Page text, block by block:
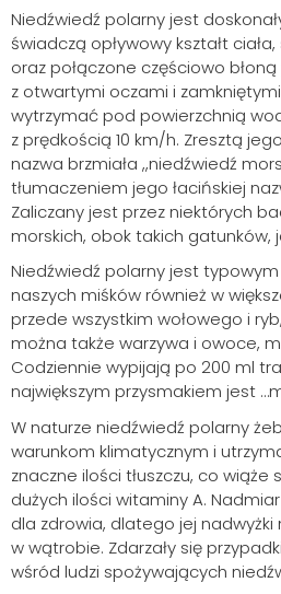
Niedźwiedź polarny jest
świadczą opływowy kształt
oraz połączone częściowo
z otwartymi oczami i
wytrzymać pod powierzchnią
z prędkością 10 km/h. Zresztą
nazwa brzmiała ,,niedźwiedź
tłumaczeniem jego łacińskiej
Zaliczany jest przez niektórych
morskich, obok takich gatunków,
Niedźwiedź polarny jest
naszych miśków również w
przede wszystkim wołowego i
można także warzywa i owoce,
Codziennie wypijają po 200 ml
największym przysmakiem jest
W naturze niedźwiedź polarny
warunkom klimatycznym i
znaczne ilości tłuszczu, co wiąże
dużych ilości witaminy A.
dla zdrowia, dlatego jej
w wątrobie. Zdarzały się
wśród ludzi spożywających